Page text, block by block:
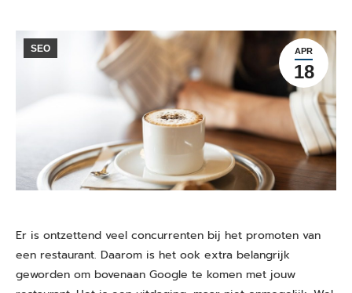
APR
18
SEO
Er is ontzettend veel concurrenten bij het promoten van
een restaurant. Daarom is het ook extra belangrijk
geworden om bovenaan Google te komen met jouw